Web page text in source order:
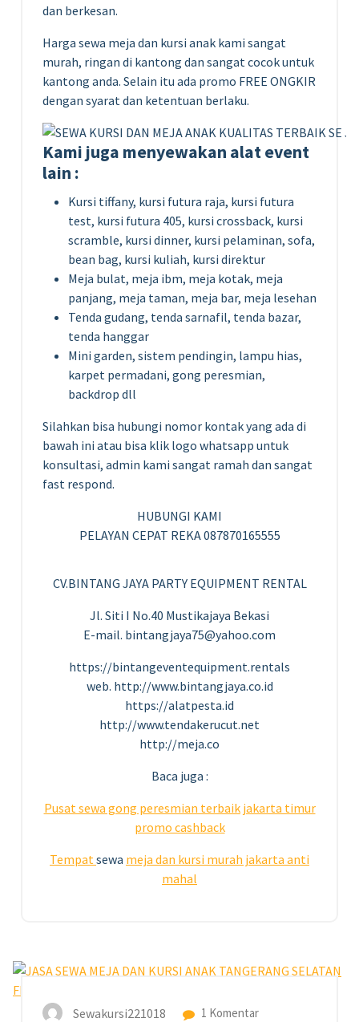
dan berkesan.
Harga sewa meja dan kursi anak kami sangat
murah, ringan di kantong dan sangat cocok untuk
kantong anda. Selain itu ada promo FREE ONGKIR
dengan syarat dan ketentuan berlaku.
Kami juga menyewakan alat event
lain :
Kursi tiffany, kursi futura raja, kursi futura
test, kursi futura 405, kursi crossback, kursi
scramble, kursi dinner, kursi pelaminan, sofa,
bean bag, kursi kuliah, kursi direktur
Meja bulat, meja ibm, meja kotak, meja
panjang, meja taman, meja bar, meja lesehan
Tenda gudang, tenda sarnafil, tenda bazar,
tenda hanggar
Mini garden, sistem pendingin, lampu hias,
karpet permadani, gong peresmian,
backdrop dll
Silahkan bisa hubungi nomor kontak yang ada di
bawah ini atau bisa klik logo whatsapp untuk
konsultasi, admin kami sangat ramah dan sangat
fast respond.
HUBUNGI KAMI
PELAYAN CEPAT REKA 087870165555
CV.BINTANG JAYA PARTY EQUIPMENT RENTAL
Jl. Siti I No.40 Mustikajaya Bekasi
E-mail. bintangjaya75@yahoo.com
https://bintangeventequipment.rentals
web. http://www.bintangjaya.co.id
https://alatpesta.id
http://www.tendakerucut.net
http://meja.co
Baca juga :
Pusat sewa gong peresmian terbaik jakarta timur
promo cashback
Tempat sewa meja dan kursi murah jakarta anti
mahal
Sewakursi221018 1 Komentar